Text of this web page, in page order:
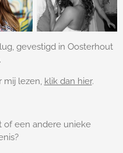
gevestigd in Oosterhout
mij lezen, klik dan hier.
of een andere unieke